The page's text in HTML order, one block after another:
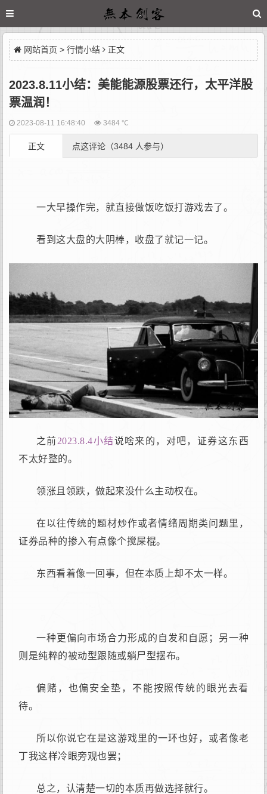
网站首页 > 行情小结 正文
2023.8.11小结：美能能源股票还行，太平洋股
票温润！
2023-08-11 16:48:40 3484 ℃
正文 点这评论（3484 人参与）
一大早操作完，就直接做饭吃饭打游戏去了。
看到这大盘的大阴棒，收盘了就记一记。
之前2023.8.4小结说啥来的，对吧，证券这东西
不太好整的。
领涨且领跌，做起来没什么主动权在。
在以往传统的题材炒作或者情绪周期类问题里，
证券品种的掺入有点像个搅屎棍。
东西看着像一回事，但在本质上却不太一样。
一种更偏向市场合力形成的自发和自愿；另一种
则是纯粹的被动型跟随或躺尸型摆布。
偏赌，也偏安全垫，不能按照传统的眼光去看
待。
所以你说它在是这游戏里的一环也好，或者像老
丁我这样冷眼旁观也罢；
总之，认清楚一切的本质再做选择就行。